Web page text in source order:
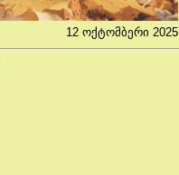
12 ოქტომბერი 2025